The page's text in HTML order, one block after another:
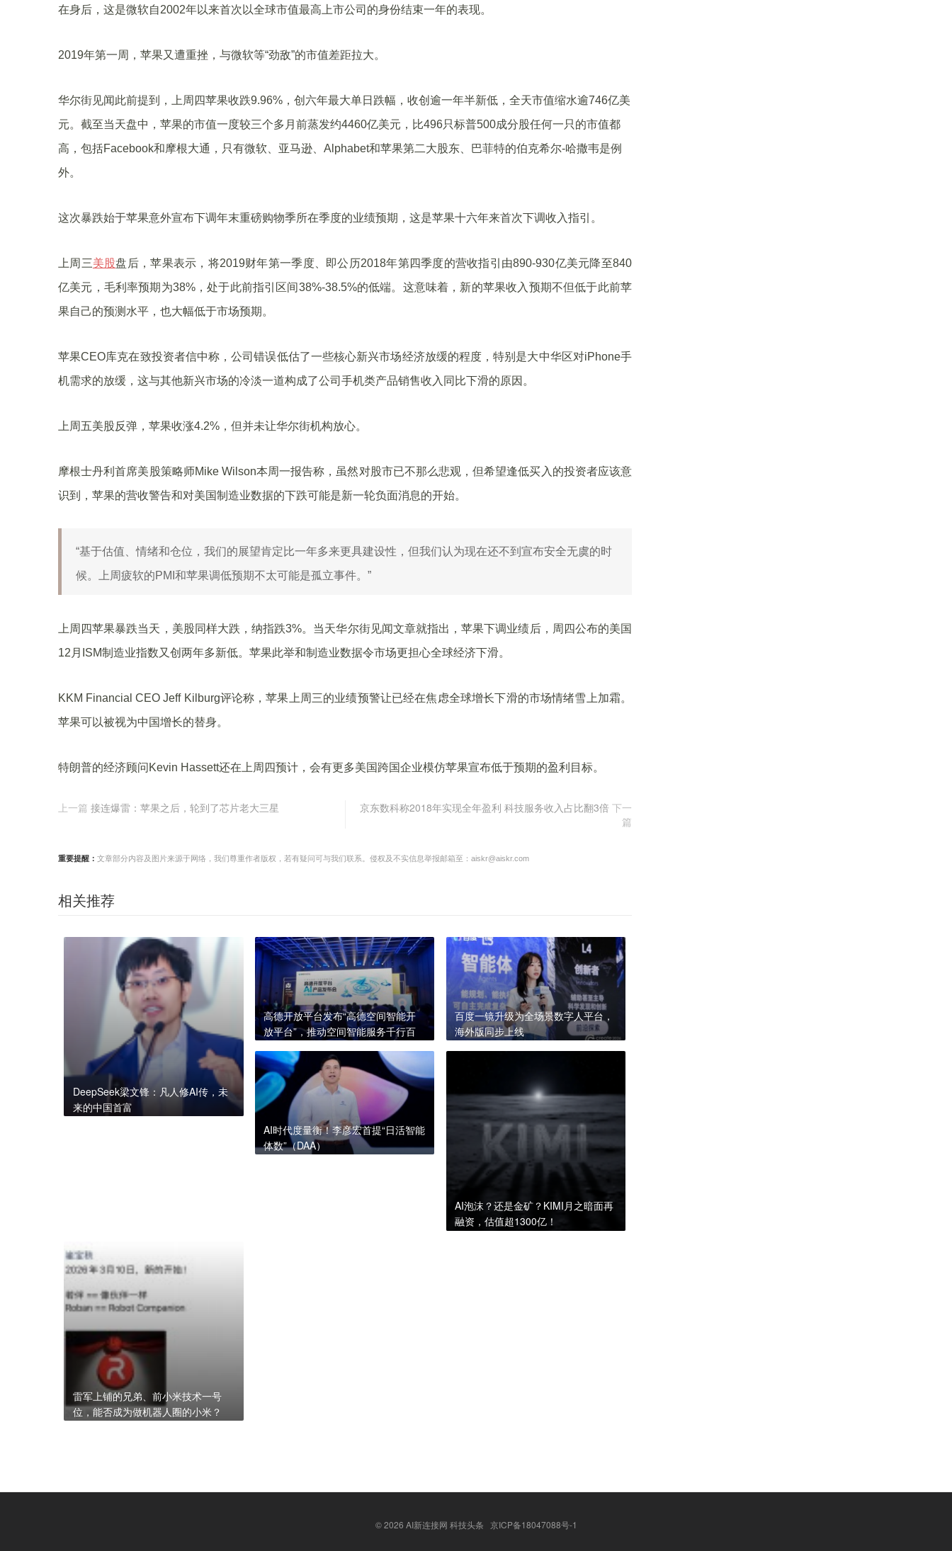
在身后，这是微软自2002年以来首次以全球市值最高上市公司的身份结束一年的表现。
2019年第一周，苹果又遭重挫，与微软等“劲敌”的市值差距拉大。
华尔街见闻此前提到，上周四苹果收跌9.96%，创六年最大单日跌幅，收创逾一年半新低，全天市值缩水逾746亿美
元。截至当天盘中，苹果的市值一度较三个多月前蒸发约4460亿美元，比496只标普500成分股任何一只的市值都
高，包括Facebook和摩根大通，只有微软、亚马逊、Alphabet和苹果第二大股东、巴菲特的伯克希尔-哈撒韦是例
外。
这次暴跌始于苹果意外宣布下调年末重磅购物季所在季度的业绩预期，这是苹果十六年来首次下调收入指引。
上周三美股盘后，苹果表示，将2019财年第一季度、即公历2018年第四季度的营收指引由890-930亿美元降至840
亿美元，毛利率预期为38%，处于此前指引区间38%-38.5%的低端。这意味着，新的苹果收入预期不但低于此前苹
果自己的预测水平，也大幅低于市场预期。
苹果CEO库克在致投资者信中称，公司错误低估了一些核心新兴市场经济放缓的程度，特别是大中华区对iPhone手
机需求的放缓，这与其他新兴市场的冷淡一道构成了公司手机类产品销售收入同比下滑的原因。
上周五美股反弹，苹果收涨4.2%，但并未让华尔街机构放心。
摩根士丹利首席美股策略师Mike Wilson本周一报告称，虽然对股市已不那么悲观，但希望逢低买入的投资者应该意
识到，苹果的营收警告和对美国制造业数据的下跌可能是新一轮负面消息的开始。
“基于估值、情绪和仓位，我们的展望肯定比一年多来更具建设性，但我们认为现在还不到宣布安全无虞的时
候。上周疲软的PMI和苹果调低预期不太可能是孤立事件。”
上周四苹果暴跌当天，美股同样大跌，纳指跌3%。当天华尔街见闻文章就指出，苹果下调业绩后，周四公布的美国
12月ISM制造业指数又创两年多新低。苹果此举和制造业数据令市场更担心全球经济下滑。
KKM Financial CEO Jeff Kilburg评论称，苹果上周三的业绩预警让已经在焦虑全球增长下滑的市场情绪雪上加霜。
苹果可以被视为中国增长的替身。
特朗普的经济顾问Kevin Hassett还在上周四预计，会有更多美国跨国企业模仿苹果宣布低于预期的盈利目标。
上一篇 接连爆雷：苹果之后，轮到了芯片老大三星 京东数科称2018年实现全年盈利 科技服务收入占比翻3倍 下一
篇
重要提醒： 文章部分内容及图片来源于网络，我们尊重作者版权，若有疑问可与我们联系。侵权及不实信息举报邮箱至：aiskr@aiskr.com
相关推荐
DeepSeek梁文锋：凡人修AI传，未
来的中国首富
高德开放平台发布“高德空间智能开
放平台”，推动空间智能服务千行百
百度一镜升级为全场景数字人平台，
海外版同步上线
AI时代度量衡！李彦宏首提“日活智能
体数”（DAA）
AI泡沫？还是金矿？KIMI月之暗面再
融资，估值超1300亿！
雷军上铺的兄弟、前小米技术一号
位，能否成为做机器人圈的小米？
© 2026 AI新连接网 科技头条 京ICP备18047088号-1